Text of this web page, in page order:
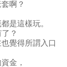
啊？
是這樣玩。
？
覺得所謂入口
金，